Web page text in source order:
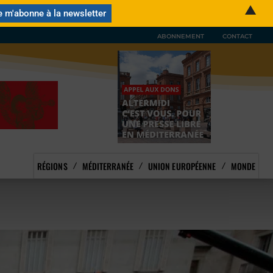
ABONNEMENT CONTACT
RÉGIONS MÉDITERRANÉE UNION EUROPÉENNE MONDE
▲